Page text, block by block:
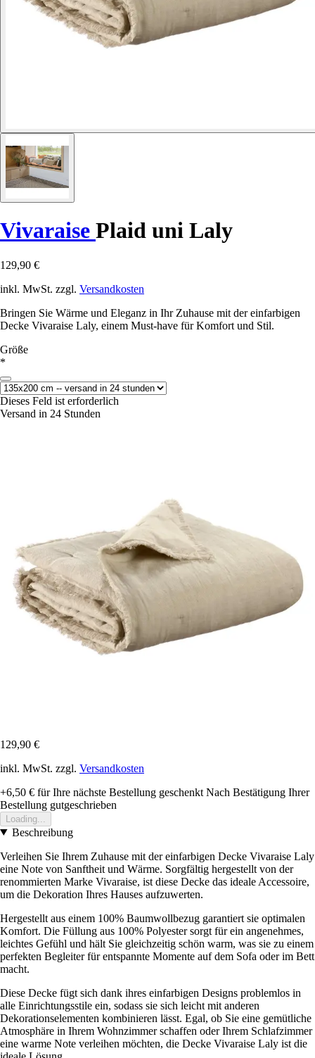
Vivaraise Plaid uni Laly
129,90 €
inkl. MwSt. zzgl. Versandkosten
Bringen Sie Wärme und Eleganz in Ihr Zuhause mit der einfarbigen
Decke Vivaraise Laly, einem Must-have für Komfort und Stil.
Größe
*
Dieses Feld ist erforderlich
Versand in 24 Stunden
129,90 €
inkl. MwSt. zzgl. Versandkosten
+6,50 € für Ihre nächste Bestellung geschenkt Nach Bestätigung Ihrer
Bestellung gutgeschrieben
Loading...
Beschreibung
Verleihen Sie Ihrem Zuhause mit der einfarbigen Decke Vivaraise Laly
eine Note von Sanftheit und Wärme. Sorgfältig hergestellt von der
renommierten Marke Vivaraise, ist diese Decke das ideale Accessoire,
um die Dekoration Ihres Hauses aufzuwerten.
Hergestellt aus einem 100% Baumwollbezug garantiert sie optimalen
Komfort. Die Füllung aus 100% Polyester sorgt für ein angenehmes,
leichtes Gefühl und hält Sie gleichzeitig schön warm, was sie zu einem
perfekten Begleiter für entspannte Momente auf dem Sofa oder im Bett
macht.
Diese Decke fügt sich dank ihres einfarbigen Designs problemlos in
alle Einrichtungsstile ein, sodass sie sich leicht mit anderen
Dekorationselementen kombinieren lässt. Egal, ob Sie eine gemütliche
Atmosphäre in Ihrem Wohnzimmer schaffen oder Ihrem Schlafzimmer
eine warme Note verleihen möchten, die Decke Vivaraise Laly ist die